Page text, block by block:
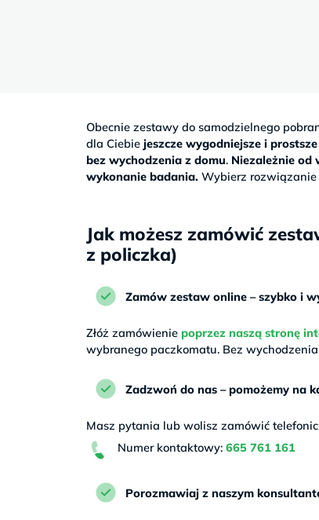
Obecnie zestawy do samodzielnego
dla Ciebiejeszcze wygodniejsze i
bez wychodzenia z domu. Niezależnie od
wykonanie badania. Wybierz rozwiązanie
Jak możesz zamówić
z policzka)
Zamów zestaw online – szybko i
Złóż zamówieniepoprzez naszą stronę
wybranego paczkomatu. Bez
Zadzwoń do nas – pomożemy na
Masz pytania lub wolisz zamówić
Numer kontaktowy:665 761 161
Porozmawiaj z naszym